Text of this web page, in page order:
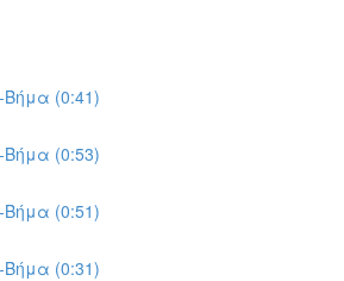
Βήμα (0:41)
(0:53)
(0:51)
(0:31)